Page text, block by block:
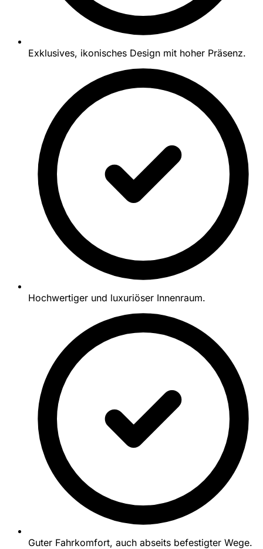
Exklusives, ikonisches Design mit hoher Präsenz.
Hochwertiger und luxuriöser Innenraum.
Guter Fahrkomfort, auch abseits befestigter Wege.